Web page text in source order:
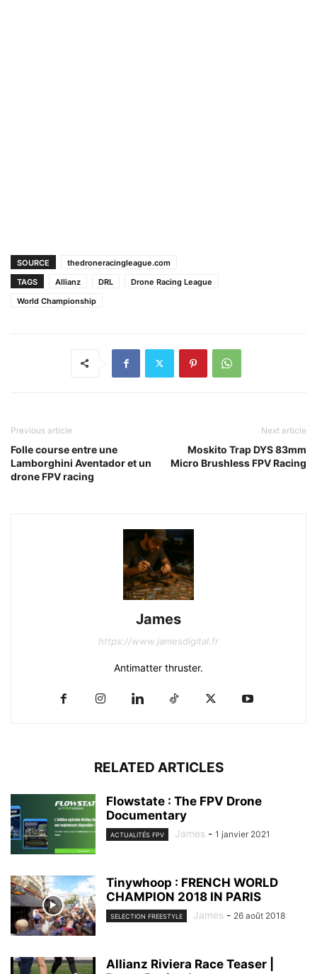
SOURCE
thedroneracingleague.com
TAGS
Allianz DRL
Drone Racing League
World Championship
Previous article
Folle course entre une
Lamborghini Aventador et un
drone FPV racing
Next article
Moskito Trap DYS 83mm
Micro Brushless FPV Racing
James
https://www.jamesdigital.fr
Antimatter thruster.
RELATED ARTICLES
Flowstate : The FPV Drone
Documentary
ACTUALITÉS FPV James - 1 janvier 2021
Tinywhoop : FRENCH WORLD
CHAMPION 2018 IN PARIS
SELECTION FREESTYLE James - 26 août 2018
Allianz Riviera Race Teaser |